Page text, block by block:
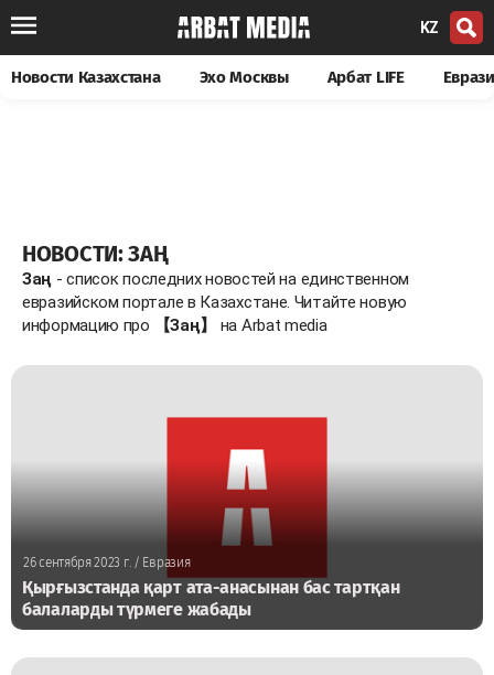
KZ
Новости Казахстана Эхо Москвы Арбат LIFE
НОВОСТИ: ЗАҢ
Заң - список последних новостей на единственном
евразийском портале в Казахстане. Читайте новую
информацию про
【Заң】 на Arbat media
26 сентября 2023 г./ Евразия
Қырғызстанда қарт ата-анасынан бас тартқан
балаларды түрмеге жабады